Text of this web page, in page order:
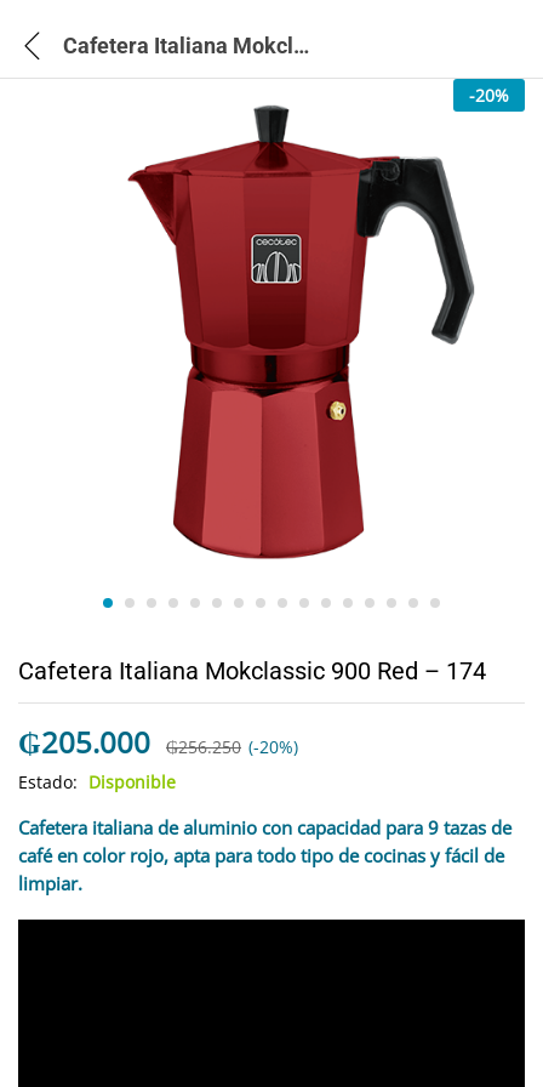
Cafetera Italiana Mokclassic 900 Red – 174
-20%
Cafetera Italiana Mokclassic 900 Red – 174
₲205.000 ₲256.250 (-20%)
Estado: Disponible
Cafetera italiana de aluminio con capacidad para 9 tazas de
café en color rojo, apta para todo tipo de cocinas y fácil de
limpiar.